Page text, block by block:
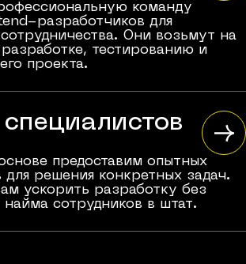
команду
разработчиков для
Они возьмут на
тестированию и
проекта.
предоставим опытных
для решения конкретных задач.
ускорить разработку без
найма сотрудников в штат.